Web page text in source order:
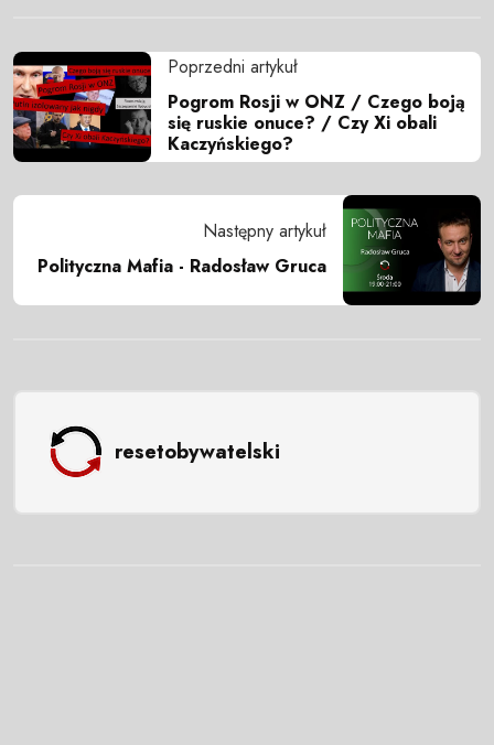
Poprzedni artykuł
Pogrom Rosji w ONZ / Czego boją
się ruskie onuce? / Czy Xi obali
Kaczyńskiego?
Następny artykuł
Polityczna Mafia - Radosław Gruca
resetobywatelski